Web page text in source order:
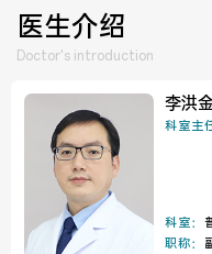
成员单位
招聘职位
医生介绍
Doctor's introduction
李洪
科室主
科室：
职称：